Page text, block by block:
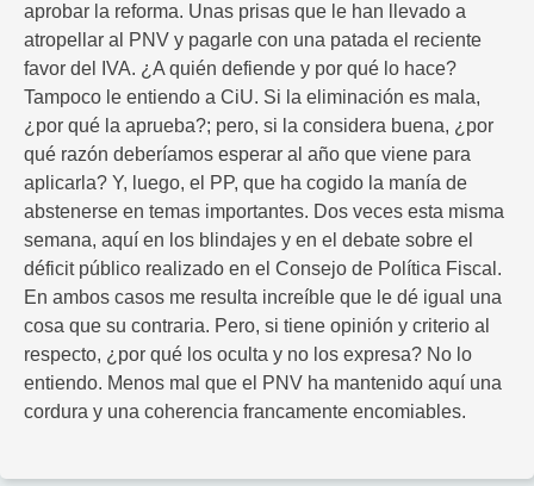
aprobar la reforma. Unas prisas que le han llevado a
atropellar al PNV y pagarle con una patada el reciente
favor del IVA. ¿A quién defiende y por qué lo hace?
Tampoco le entiendo a CiU. Si la eliminación es mala,
¿por qué la aprueba?; pero, si la considera buena, ¿por
qué razón deberíamos esperar al año que viene para
aplicarla? Y, luego, el PP, que ha cogido la manía de
abstenerse en temas importantes. Dos veces esta misma
semana, aquí en los blindajes y en el debate sobre el
déficit público realizado en el Consejo de Política Fiscal.
En ambos casos me resulta increíble que le dé igual una
cosa que su contraria. Pero, si tiene opinión y criterio al
respecto, ¿por qué los oculta y no los expresa? No lo
entiendo. Menos mal que el PNV ha mantenido aquí una
cordura y una coherencia francamente encomiables.